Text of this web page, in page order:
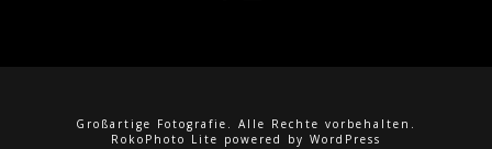
Großartige Fotografie. Alle Rechte vorbehalten.
RokoPhoto Lite powered by WordPress